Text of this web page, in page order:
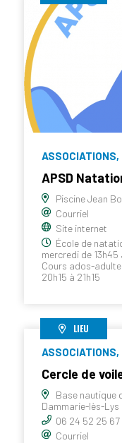
APSD
Piscine Jean
Courriel
Site internet
École de
mercredi de 13h45
Cours ados-
20h15 à 21h15
LIEU
Cercle de
Base nautique
Dammarie-lès-Lys
06 24 52 25 67
Courriel